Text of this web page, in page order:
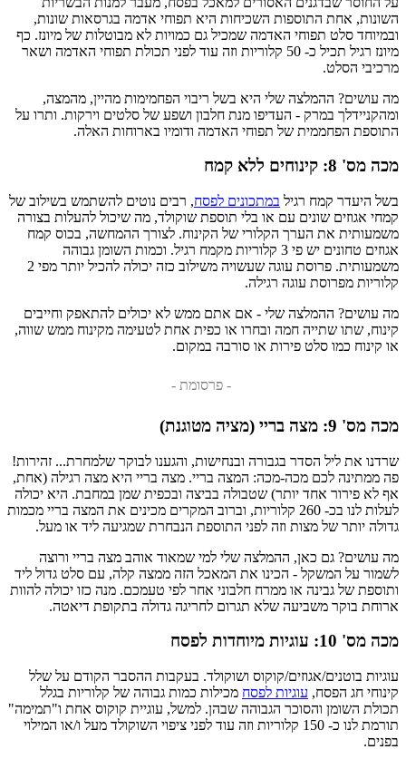
השונות, אחת התוספות השכיחות היא תפוחי אדמה בגרסאות שונות,
ובמיוחד סלט תפוחי האדמה שמכיל גם כמויות לא מבוטלות של מיונז. כף
מיונז רגיל תכיל כ- 50 קלוריות וזה עוד לפני תכולת תפוחי האדמה ושאר
מרכיבי הסלט.
מה עושים? ההמלצה שלי היא בשל ריבוי הפחמימות מהיין, מהמצה,
ומהקניידלך במרק - העדיפו מנת חלבון ושפע של סלטים וירקות. ותרו על
התוספת הפחממית של תפוחי האדמה ודומיו בארוחות האלה.
מכה מס' 8: קינוחים ללא קמח
בשל היעדר קמח רגיל במתכונים לפסח, רבים נוטים להשתמש בשילוב של
קמחי אגוזים שונים עם או בלי תוספת שוקולד, מה שיכול להעלות בצורה
משמעותית את הערך הקלורי של הקינוח. לצורך ההמחשה, בכוס קמח
אגוזים טחונים יש פי 3 קלוריות מקמח רגיל. וכמות השומן גבוהה
משמעותית. פרוסת עוגה שעשויה משילוב כזה יכולה להכיל יותר מפי 2
קלוריות מפרוסת עוגה רגילה.
מה עושים? ההמלצה שלי - אם אתם ממש לא יכולים להתאפק וחייבים
קינוח, שתו שתייה חמה ובחרו או כפית אחת לטעימה מקינוח ממש שווה,
או קינוח כמו סלט פירות או סורבה במקום.
- פרסומת -
מכה מס' 9: מצה בריי (מציה מטוגנת)
שרדנו את ליל הסדר בגבורה ובנחישות, והגענו לבוקר שלמחרת... זהירות!
פה ממתינה לכם מכה-מכה: המצה בריי. מצה בריי היא מצה רגילה (אחת,
אף לא פירור אחד יותר) שטבולה בביצה ובכפית שמן במחבת. היא יכולה
לעלות לנו בכ- 260 קלוריות, וברוב המקרים מכינים את המצה בריי מכמות
גדולה יותר של מצות וזה לפני התוספת הנבחרת שמגיעה ליד או מעל.
מה עושים? גם כאן, ההמלצה שלי למי שמאוד אוהב מצה בריי ורוצה
לשמור על המשקל - הכינו את המאכל הזה ממצה קלה, עם סלט גדול ליד
ותוספת של גבינה או ממרח חלבוני אחר לפי טעמכם. מנה כזו יכולה להוות
ארוחת בוקר משביעה שלא תגרום לחריגה גדולה בתקופת דיאטה.
מכה מס' 10: עוגיות מיוחדות לפסח
עוגיות בוטנים/אגוזים/קוקוס ושוקולד. בעקבות ההסבר הקודם על שלל
קינוחי חג הפסח, עוגיות לפסח מכילות כמות גבוהה של קלוריות בגלל
תכולת השומן והסוכר הגבוהה שבהן. למשל, עוגיית קוקוס אחת ו"תמימה"
תורמת לנו כ- 150 קלוריות וזה עוד לפני ציפוי השוקולד מעל ו/או המילוי
בפנים.